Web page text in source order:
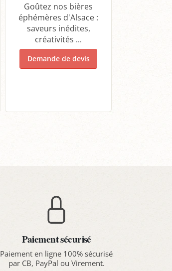
Goûtez nos bières
éphémères d'Alsace :
saveurs inédites,
créativités ...
Demande de devis
Paiement sécurisé
Paiement en ligne 100% sécurisé
par CB, PayPal ou Virement.